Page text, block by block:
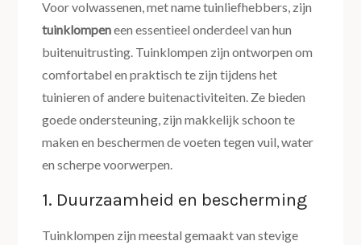
Voor volwassenen, met name tuinliefhebbers, zijn
tuinklompeneen essentieel onderdeel van hun
buitenuitrusting. Tuinklompen zijn ontworpen om
comfortabel en praktisch te zijn tijdens het
tuinieren of andere buitenactiviteiten. Ze bieden
goede ondersteuning, zijn makkelijk schoon te
maken en beschermen de voeten tegen vuil, water
en scherpe voorwerpen.
1. Duurzaamheid en bescherming
Tuinklompen zijn meestal gemaakt van stevige